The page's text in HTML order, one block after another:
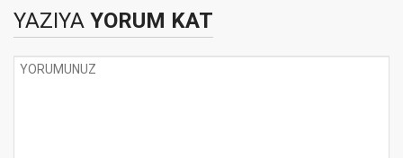
YAZIYA YORUM KAT